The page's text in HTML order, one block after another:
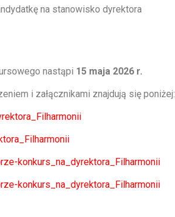
na stanowisko dyrektora
nastąpi 15 maja 2026 r.
i załącznikami znajdują się poniżej:
konkurs_na_dyrektora_Filharmonii
konkurs_na_dyrektora_Filharmonii